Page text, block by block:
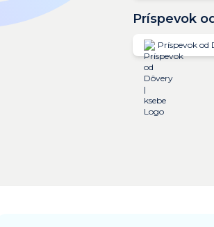
Príspevok
Príspevok od